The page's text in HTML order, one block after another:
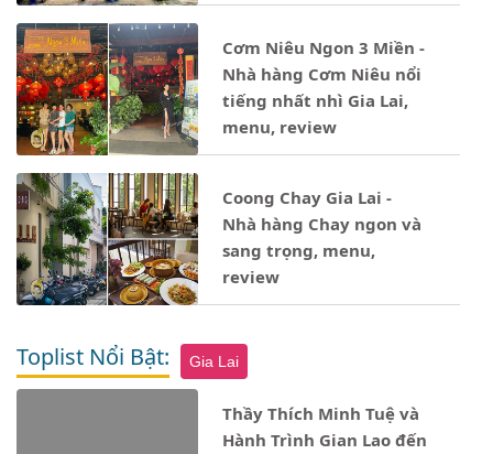
Cơm Niêu Ngon 3 Miền -
Nhà hàng Cơm Niêu nổi
tiếng nhất nhì Gia Lai,
menu, review
Coong Chay Gia Lai -
Nhà hàng Chay ngon và
sang trọng, menu,
review
Toplist Nổi Bật: Gia Lai
Thầy Thích Minh Tuệ và
Hành Trình Gian Lao đến